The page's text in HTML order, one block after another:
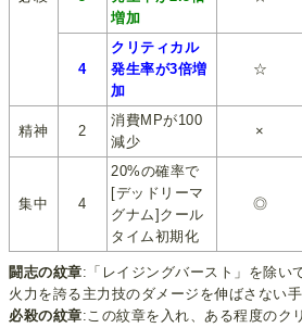
増加
4
クリティカル
発生率が3倍増
加
☆
精神 2
消費MPが100
減少
×
集中 4
20%の確率で
[デッドリーマ
グナム]クール
タイム初期化
◎
闘志の紋章:「レイジングバースト」を除い
火力を誇る主力技のダメージを伸ばさない
必殺の紋章:この紋章を入れ、ある程度のク